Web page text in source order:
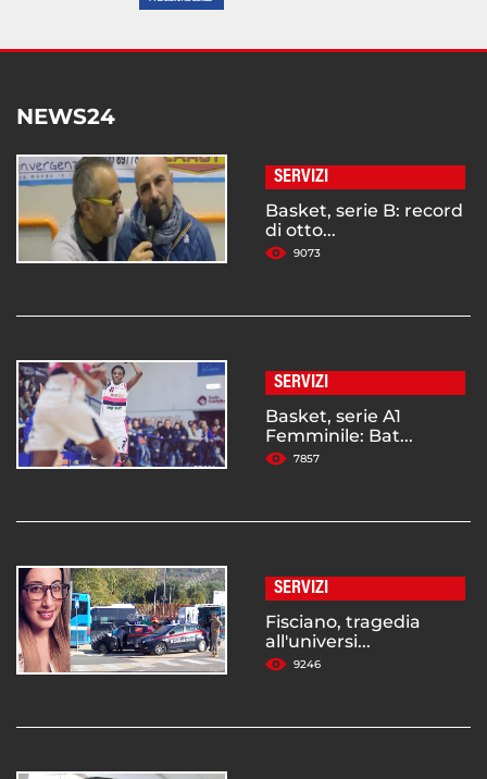
NEWS24
SERVIZI
Basket, serie B: record
di otto...
9073
SERVIZI
Basket, serie A1
Femminile: Bat...
7857
SERVIZI
Fisciano, tragedia
all'universi...
9246